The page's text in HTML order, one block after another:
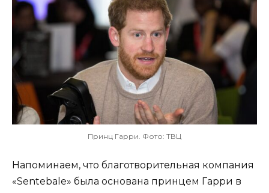
Принц Гарри. Фото: ТВЦ
Напоминаем, что благотворительная компания
«Sentebale» была основана принцем Гарри в